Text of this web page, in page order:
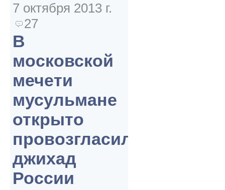
7 октября 2013 г.
27
В
московской
мечети
мусульмане
открыто
провозгласили
джихад
России